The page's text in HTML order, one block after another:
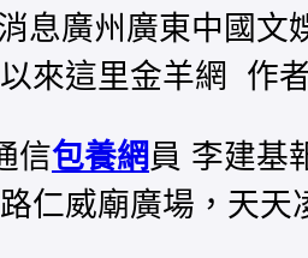
息廣州廣東中國文
來這里金羊網 作
信包養網 員 李建基
仁威廟廣場，天